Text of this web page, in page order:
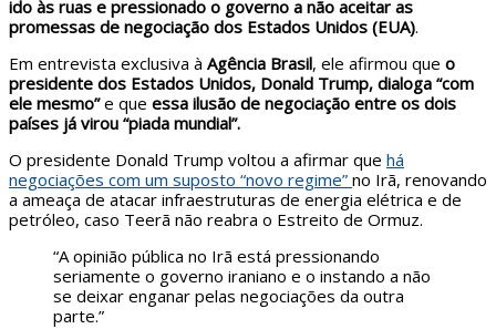
ido às ruas e pressionado o governo a não aceitar as
promessas de negociação dos Estados Unidos (EUA).
Em entrevista exclusiva à Agência Brasil, ele afirmou que o
presidente dos Estados Unidos, Donald Trump, dialoga “com
ele mesmo”e que essa ilusão de negociação entre os dois
países já virou “piada mundial”.
O presidente Donald Trump voltou a afirmar que há
negociações com um suposto “novo regime” no Irã, renovando
a ameaça de atacar infraestruturas de energia elétrica e de
petróleo, caso Teerã não reabra o Estreito de Ormuz.
“A opinião pública no Irã está pressionando
seriamente o governo iraniano e o instando a não
se deixar enganar pelas negociações da outra
parte.”